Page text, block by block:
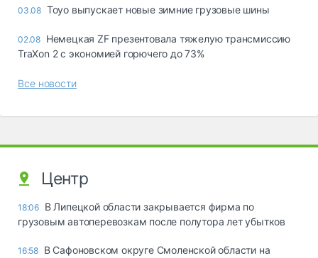
03.08 Toyo выпускает новые зимние грузовые шины
02.08 Немецкая ZF презентовала тяжелую трансмиссию
TraXon 2 с экономией горючего до 73%
Все новости
Центр
18:06 В Липецкой области закрывается фирма по
грузовым автоперевозкам после полутора лет убытков
16:58 В Сафоновском округе Смоленской области на